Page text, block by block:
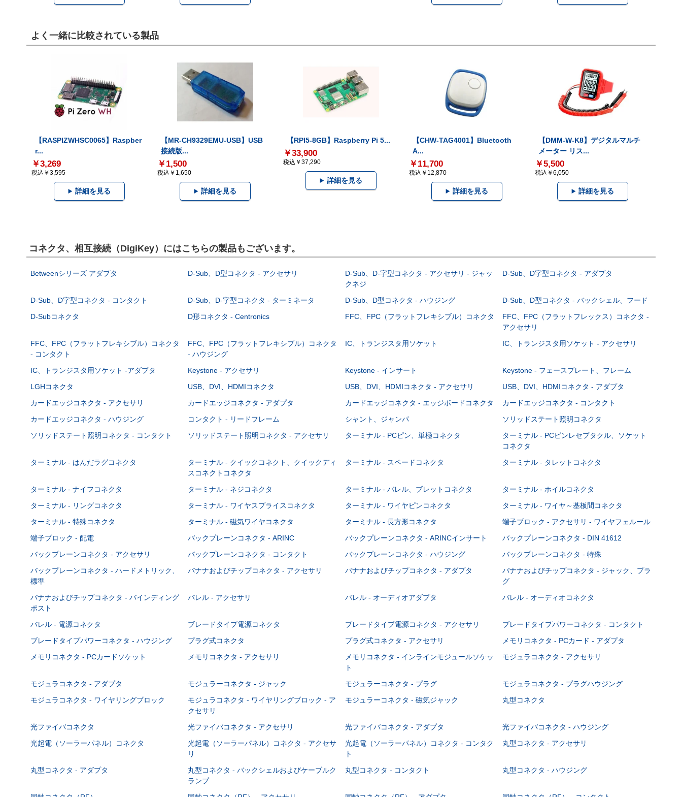
よく一緒に比較されている製品
【RASPIZWHSC0065】Raspber
r...
￥3,269
税込￥3,595
詳細を見る
【MR-CH9329EMU-USB】USB
接続版...
￥1,500
税込￥1,650
詳細を見る
【RPI5-8GB】Raspberry Pi 5...
￥33,900
税込￥37,290
詳細を見る
【CHW-TAG4001】Bluetooth
A...
￥11,700
税込￥12,870
詳細を見る
【DMM-W-K8】デジタルマルチ
メーター リス...
￥5,500
税込￥6,050
詳細を見る
コネクタ、相互接続（DigiKey）にはこちらの製品もございます。
Betweenシリーズ アダプタ D-Sub、D型コネクタ - アクセサリ
D-Sub、D-字型コネクタ - アクセサリ - ジャッ
クネジ
D-Sub、D字型コネクタ - アダプタ
D-Sub、D字型コネクタ - コンタクト D-Sub、D-字型コネクタ - ターミネータ D-Sub、D型コネクタ - ハウジング
D-Sub、D型コネクタ - バックシェル、フード
D-Subコネクタ
D形コネクタ - Centronics FFC、FPC（フラットフレキシブル）コネクタ
FFC、FPC（フラットフレックス）コネクタ -
アクセサリ
FFC、FPC（フラットフレキシブル）コネクタ
- コンタクト
FFC、FPC（フラットフレキシブル）コネクタ
- ハウジング
IC、トランジスタ用ソケット IC、トランジスタ用ソケット - アクセサリ
IC、トランジスタ用ソケット -アダプタ Keystone - アクセサリ Keystone - インサート
Keystone - フェースプレート、フレーム
LGHコネクタ
USB、DVI、HDMIコネクタ USB、DVI、HDMIコネクタ - アクセサリ
USB、DVI、HDMIコネクタ - アダプタ
カードエッジコネクタ - アクセサリ
カードエッジコネクタ - アダプタ カードエッジコネクタ - エッジボードコネクタ
カードエッジコネクタ - コンタクト
カードエッジコネクタ - ハウジング
コンタクト - リードフレーム シャント、ジャンパ
ソリッドステート照明コネクタ
ソリッドステート照明コネクタ - コンタクト
ソリッドステート照明コネクタ - アクセサリ ターミナル - PCピン、単極コネクタ
ターミナル - PCピンレセプタクル、ソケット
コネクタ
ターミナル - はんだラグコネクタ
ターミナル - クイックコネクト、クイックディ
スコネクトコネクタ
ターミナル - スペードコネクタ ターミナル - タレットコネクタ
ターミナル - ナイフコネクタ ターミナル - ネジコネクタ ターミナル - バレル、ブレットコネクタ
ターミナル - ホイルコネクタ
ターミナル - リングコネクタ
ターミナル - ワイヤスプライスコネクタ ターミナル - ワイヤピンコネクタ
ターミナル - ワイヤ～基板間コネクタ
ターミナル - 特殊コネクタ
ターミナル - 磁気ワイヤコネクタ ターミナル - 長方形コネクタ
端子ブロック - アクセサリ - ワイヤフェルール
端子ブロック - 配電
バックプレーンコネクタ - ARINC バックプレーンコネクタ - ARINCインサート
バックプレーンコネクタ - DIN 41612
バックプレーンコネクタ - アクセサリ
バックプレーンコネクタ - コンタクト バックプレーンコネクタ - ハウジング
バックプレーンコネクタ - 特殊
バックプレーンコネクタ - ハードメトリック、
標準
バナナおよびチップコネクタ - アクセサリ バナナおよびチップコネクタ - アダプタ
バナナおよびチップコネクタ - ジャック、プラ
グ
バナナおよびチップコネクタ - バインディング
ポスト
バレル - アクセサリ バレル - オーディオアダプタ バレル - オーディオコネクタ
バレル - 電源コネクタ ブレードタイプ電源コネクタ ブレードタイプ電源コネクタ - アクセサリ
ブレードタイプパワーコネクタ - コンタクト
ブレードタイプパワーコネクタ - ハウジング
プラグ式コネクタ プラグ式コネクタ - アクセサリ
メモリコネクタ - PCカード - アダプタ
メモリコネクタ - PCカードソケット
メモリコネクタ - アクセサリ
メモリコネクタ - インラインモジュールソケッ
ト
モジュラコネクタ - アクセサリ
モジュラコネクタ - アダプタ モジュラーコネクタ - ジャック モジュラーコネクタ - プラグ
モジュラコネクタ - プラグハウジング
モジュラコネクタ - ワイヤリングブロック
モジュラコネクタ - ワイヤリングブロック - ア
クセサリ
モジュラーコネクタ - 磁気ジャック 丸型コネクタ
光ファイバコネクタ 光ファイバコネクタ - アクセサリ 光ファイバコネクタ - アダプタ
光ファイバコネクタ - ハウジング
光起電（ソーラーパネル）コネクタ
光起電（ソーラーパネル）コネクタ - アクセサ
リ
光起電（ソーラーパネル）コネクタ - コンタク
ト
丸型コネクタ - アクセサリ
丸型コネクタ - アダプタ
丸型コネクタ - バックシェルおよびケーブルク
ランプ
丸型コネクタ - コンタクト 丸型コネクタ - ハウジング